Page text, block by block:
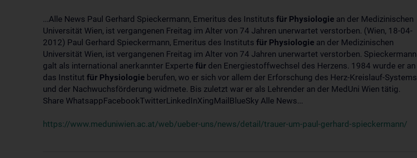
...Alle News Paul Gerhard Spieckermann, Emeritus des Instituts für Physiologie an der Medizinischen
Universität Wien, ist vergangenen Freitag im Alter von 74 Jahren unerwartet verstorben. (Wien, 18-04-
2012) Paul Gerhard Spieckermann, Emeritus des Instituts für Physiologie an der Medizinischen
Universität Wien, ist vergangenen Freitag im Alter von 74 Jahren unerwartet verstorben. Spieckermann
galt als international anerkannter Experte für den Energiestoffwechsel des Herzens. 1984 wurde er an
das Institut für Physiologie berufen, wo er sich vor allem der Erforschung des Herz-Kreislauf-Systems
und der Nachwuchsförderung widmete. Bis zuletzt war er als Lehrender an der MedUni Wien tätig.
Share WhatsappFacebookTwitterLinkedInXingMailBlueSky Alle News...
https://www.meduniwien.ac.at/web/ueber-uns/news/detail/trauer-um-paul-gerhard-spieckermann/